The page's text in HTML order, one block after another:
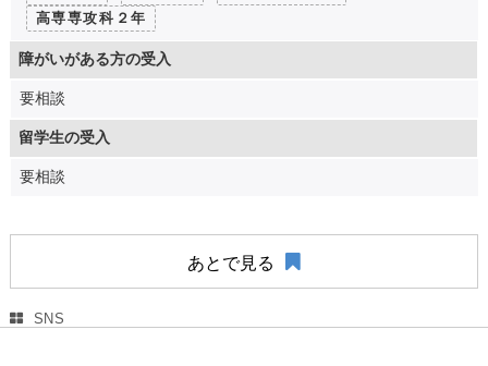
高専専攻科２年
障がいがある方の受入
要相談
留学生の受入
要相談
あとで見る
SNS